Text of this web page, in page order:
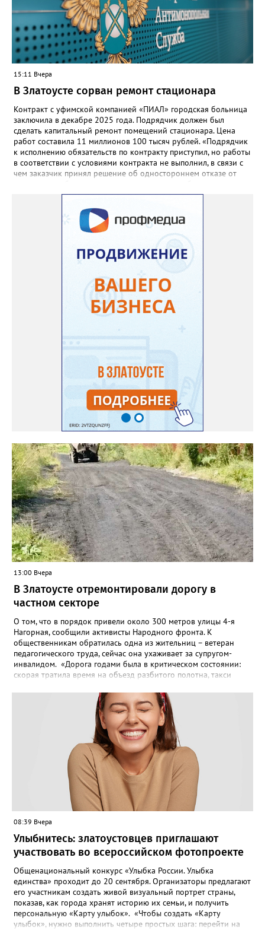
«Госуслуги Моя школа», не просто сохранятся, они будут
собраны в одном месте, подчеркнули в ведомстве. Причём в
этом случае переход на ТОР станет вообще незаметным.
15:11 Вчера
В Златоусте сорван ремонт стационара
Контракт с уфимской компанией «ПИАЛ» городская больница
заключила в декабре 2025 года. Подрядчик должен был
сделать капитальный ремонт помещений стационара. Цена
работ составила 11 миллионов 100 тысяч рублей. «Подрядчик
к исполнению обязательств по контракту приступил, но работы
в соответствии с условиями контракта не выполнил, в связи с
чем заказчик принял решение об одностороннем отказе от
Челябинском УФАС. Антимонопольная служба приняла
решение включить ООО «ПИАЛ» в реестр недобросовестных
поставщиков. В чёрном списке уфимский подрядчик будет два
13:00 Вчера
В Златоусте отремонтировали дорогу в
частном секторе
О том, что в порядок привели около 300 метров улицы 4-я
Нагорная, сообщили активисты Народного фронта. К
общественникам обратилась одна из жительниц – ветеран
педагогического труда, сейчас она ухаживает за супругом-
инвалидом. «Дорога годами была в критическом состоянии:
скорая тратила время на объезд разбитого полотна, такси
однажды реанимация не смогла добраться до больного.
Жители писали в администрацию города и другие инстанции,
пытались ремонтировать дорогу своими силами – всё тщетно»,
– рассказали в ОНФ. Общественники подчеркнули: именно
они добились, чтобы участок разровняли и отсыпали. Для
этого потребовалось обратиться в мэрию Златоуста.
08:39 Вчера
Улыбнитесь: златоустовцев приглашают
участвовать во всероссийском фотопроекте
Общенациональный конкурс «Улыбка России. Улыбка
единства» проходит до 20 сентября. Организаторы предлагают
его участникам создать живой визуальный портрет страны,
показав, как города хранят историю их семьи, и получить
персональную «Карту улыбок». «Чтобы создать «Карту
улыбок», нужно выполнить четыре простых шага: перейти на